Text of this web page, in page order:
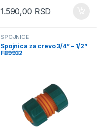
1.590,00 RSD
SPOJNICE
Spojnica za crevo 3/4” – 1/2”
F89932